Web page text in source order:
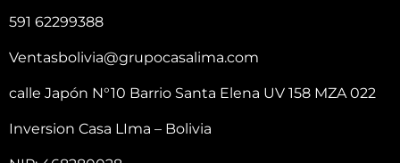
591 62299388
Ventasbolivia@grupocasalima.com
calle Japón N°10 Barrio Santa Elena UV 158 MZA 022
Inversion Casa LIma – Bolivia